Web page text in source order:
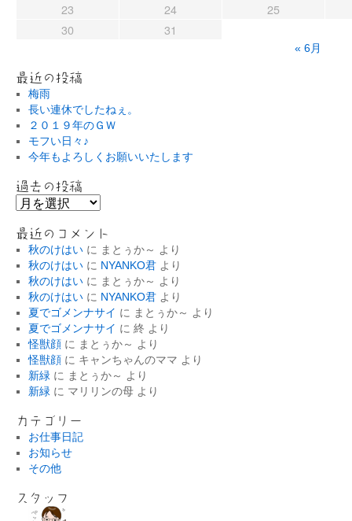
23
24
25
30
31
« 6月
最近の投稿
梅雨
長い連休でしたねぇ。
２０１９年のＧＷ
モフい日々♪
今年もよろしくお願いいたします
過去の投稿
過
の
投
稿
最近のコメント
秋のけはいに まとぅか～ より
秋のけはいに NYANKO君より
秋のけはいに まとぅか～ より
秋のけはいに NYANKO君より
夏でゴメンナサイ に まとぅか～ より
夏でゴメンナサイ に 終 より
怪獣顔に まとぅか～ より
怪獣顔に キャンちゃんのママ より
新緑 に まとぅか～ より
新緑 に マリリンの母より
カテゴリー
お仕事日記
お知らせ
その他
スタッフ